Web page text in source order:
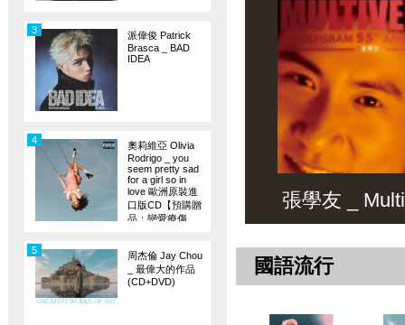
派偉俊 Patrick
Brasca _ BAD
IDEA
3
奧莉維亞 Olivia
Rodrigo _ you
seem pretty sad
for a girl so in
love 歐洲原裝進
口版CD【預購贈
品：戀愛療傷
4
周杰倫 Jay Chou
_ 最偉大的作品
(CD+DVD)
5
張學友 _
國語流行